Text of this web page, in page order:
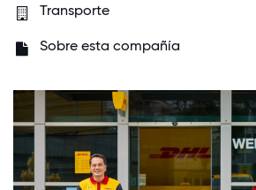
Transporte
Sobre esta compañía